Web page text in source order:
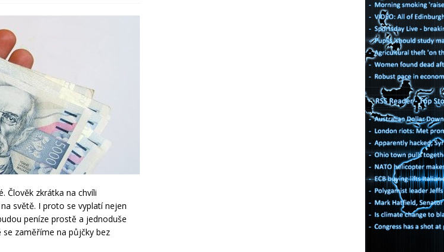
a rodinných sporů
Člověk zkrátka na chvíli
světě. I proto se vyplatí nejen
peníze prostě a jednoduše
zaměříme na půjčky bez